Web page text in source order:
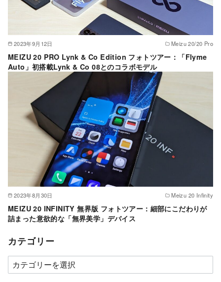
2023年9月12日 Meizu 20/20 Pro
MEIZU 20 PRO Lynk & Co Edition フォトツアー：「Flyme
Auto」初搭載Lynk & Co 08とのコラボモデル
2023年8月30日 Meizu 20 Infinity
MEIZU 20 INFINITY 無界版 フォトツアー：細部にこだわりが
詰まった意欲的な「無界美学」デバイス
カテゴリー
カ
テ